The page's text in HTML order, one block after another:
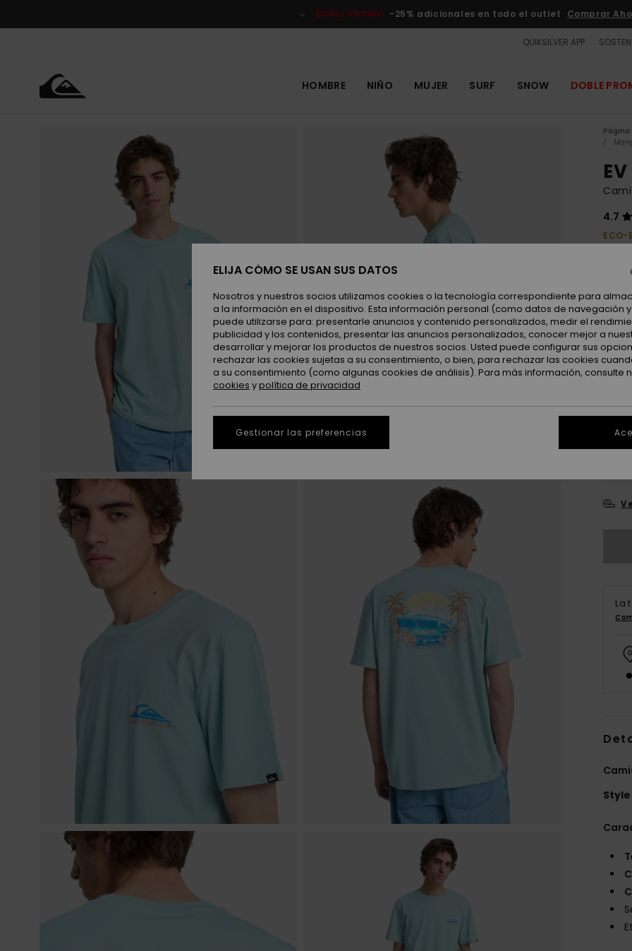
del
DOBLE PROMO -25% adicionales en todo el outlet Comprar
QUIKSILVER APP
HOMBRE NIÑO MUJER SURF SNOW DOBLE
Página
4.7
ECO-
Color
La
Style
ELIJA CÓMO SE USAN SUS DATOS
Nosotros y nuestros socios utilizamos cookies o la tecnología correspondiente para
a la información en el dispositivo. Esta información personal (como datos de navegación
puede utilizarse para: presentarle anuncios y contenido personalizados, medir el
publicidad y los contenidos, presentar las anuncios personalizados, conocer mejor a
desarrollar y mejorar los productos de nuestros socios. Usted puede configurar sus
rechazar las cookies sujetas a su consentimiento, o bien, para rechazar las cookies
a su consentimiento (como algunas cookies de análisis). Para más información, consulte
cookies ypolítica de privacidad
Gestionar las preferencias